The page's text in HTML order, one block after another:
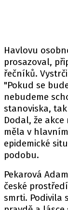
Havlovu
prosazoval,
řečníků.
"Pokud se
nebudeme
stanoviska,
Dodal, že
měla v
epidemické
podobu.
Pekarová
české
smrti. Podivila